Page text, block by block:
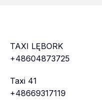
TAXI LĘBORK
+48604873725
Taxi 41
+48669317119